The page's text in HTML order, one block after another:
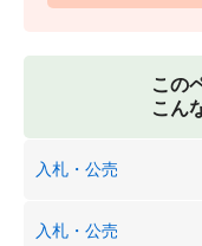
この
こん
入札・公売
入札・公売